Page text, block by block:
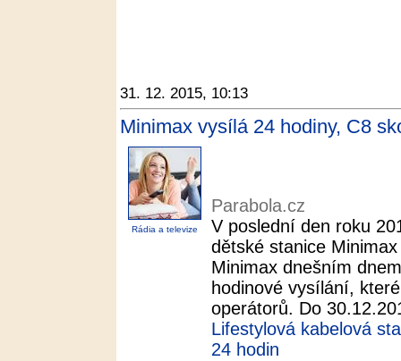
31. 12. 2015, 10:13
Minimax vysílá 24 hodiny, C8
Rádia a televize
Parabola.cz
V poslední den roku
dětské stanice
Minimax dnešním
hodinové vysílání,
operátorů. Do
Lifestylová kabelová
24 hodin